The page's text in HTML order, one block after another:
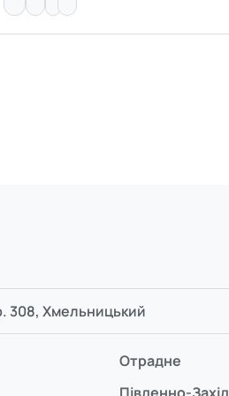
308, Хмельницький
Отрадне